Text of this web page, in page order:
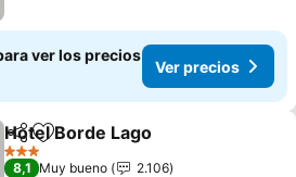
ver los precios
Ver precios
CompartirAñadir a favoritos
Hotel Borde Lago
3 Estrellas
8,1 Muy bueno
2.106